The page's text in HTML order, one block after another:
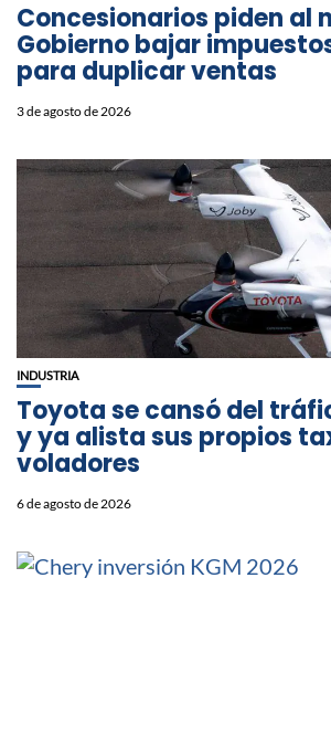
Concesionarios piden al
Gobierno bajar
para duplicar ventas
3 de agosto de 2026
INDUSTRIA
Toyota se cansó del
y ya alista sus propios
voladores
6 de agosto de 2026